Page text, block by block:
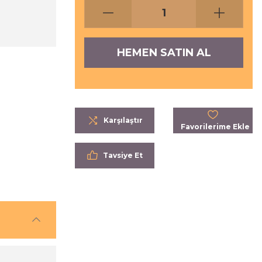
HEMEN SATIN AL
Karşılaştır
Tavsiye Et